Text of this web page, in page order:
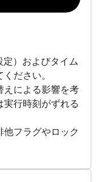
）およびタイム
ださい。
えによる影響を考
実行時刻がずれる
他フラグやロック